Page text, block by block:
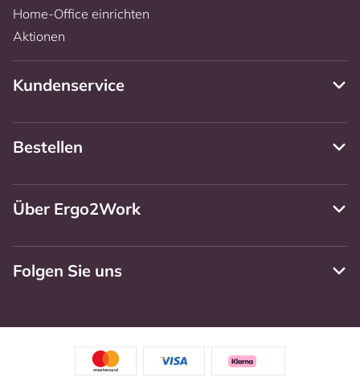
Home-Office einrichten
Aktionen
Kundenservice
Bestellen
Über Ergo2Work
Folgen Sie uns